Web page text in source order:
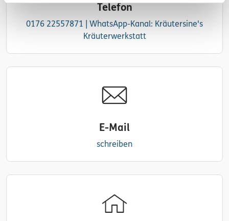
Telefon
0176 22557871 | WhatsApp-Kanal: Kräutersine's
Kräuterwerkstatt
E-Mail
schreiben